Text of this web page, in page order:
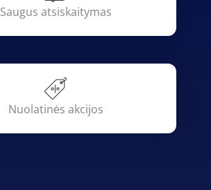
Saugus atsiskaitymas
Nuolatinės akcijos